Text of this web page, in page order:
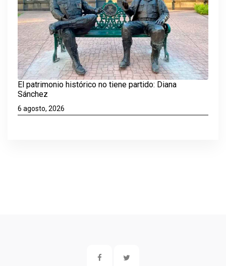
El patrimonio histórico no tiene partido: Diana
Sánchez
6 agosto, 2026